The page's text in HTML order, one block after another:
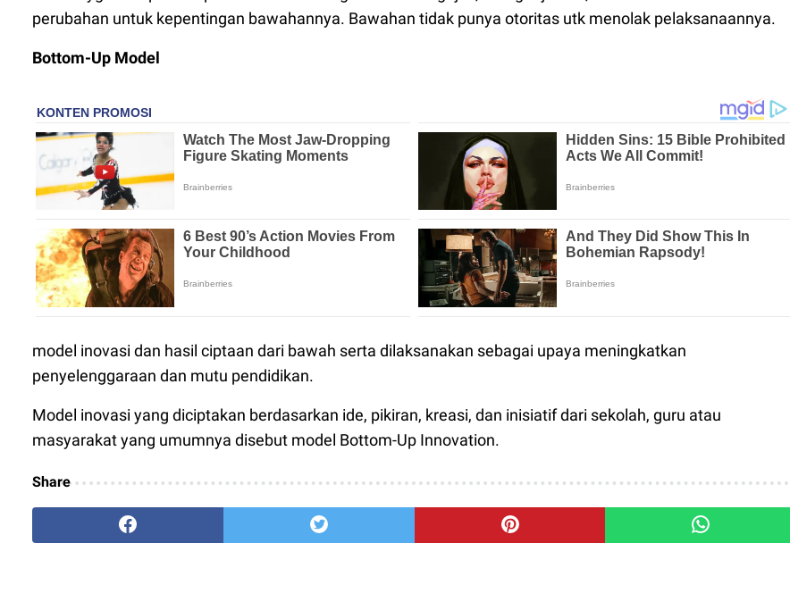
perubahan untuk kepentingan bawahannya. Bawahan tidak punya otoritas utk menolak pelaksanaannya.
Bottom-Up Model
model inovasi dan hasil ciptaan dari bawah serta dilaksanakan sebagai upaya meningkatkan
penyelenggaraan dan mutu pendidikan.
Model inovasi yang diciptakan berdasarkan ide, pikiran, kreasi, dan inisiatif dari sekolah, guru atau
masyarakat yang umumnya disebut model Bottom-Up Innovation.
Share